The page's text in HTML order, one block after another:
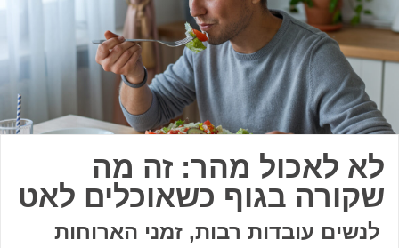
לא לאכול מהר: זה מה
שקורה בגוף כשאוכלים לאט
לנשים עובדות רבות, זמני הארוחות